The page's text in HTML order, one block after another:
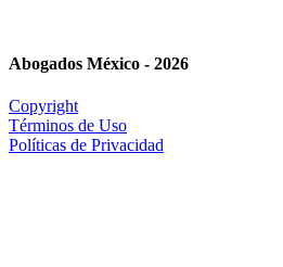
Abogados México - 2026
Copyright
Términos de Uso
Políticas de Privacidad